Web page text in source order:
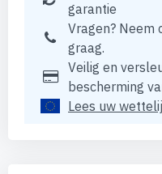
garantie
Vragen? Neem
graag.
Veilig en
bescherming
Lees uw